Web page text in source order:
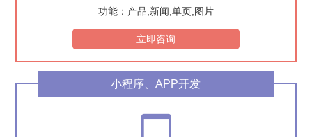
功能：产品,新闻,单页,图片
立即咨询
小程序、APP开发